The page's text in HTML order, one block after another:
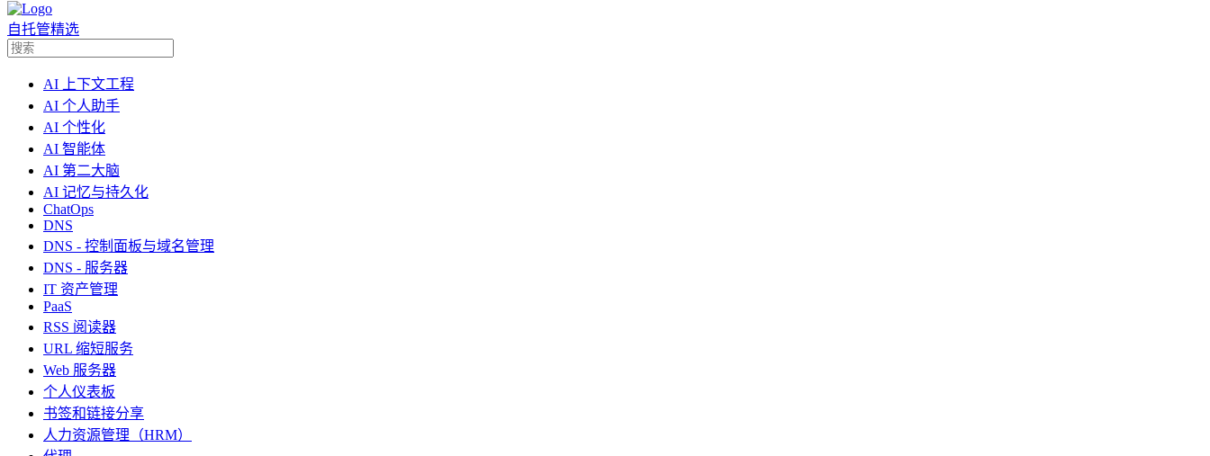
自托管精选
AI 上下文工程
AI 个人助手
AI 个性化
AI 智能体
AI 第二大脑
AI 记忆与持久化
ChatOps
DNS
DNS - 控制面板与域名管理
DNS - 服务器
IT 资产管理
PaaS
RSS 阅读器
URL 缩短服务
Web 服务器
个人仪表板
书签和链接分享
人力资源管理（HRM）